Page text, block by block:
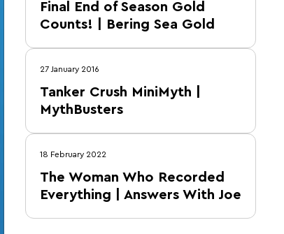
Final End of Season Gold
Counts! | Bering Sea Gold
27 January 2016
Tanker Crush MiniMyth |
MythBusters
18 February 2022
The Woman Who Recorded
Everything | Answers With Joe